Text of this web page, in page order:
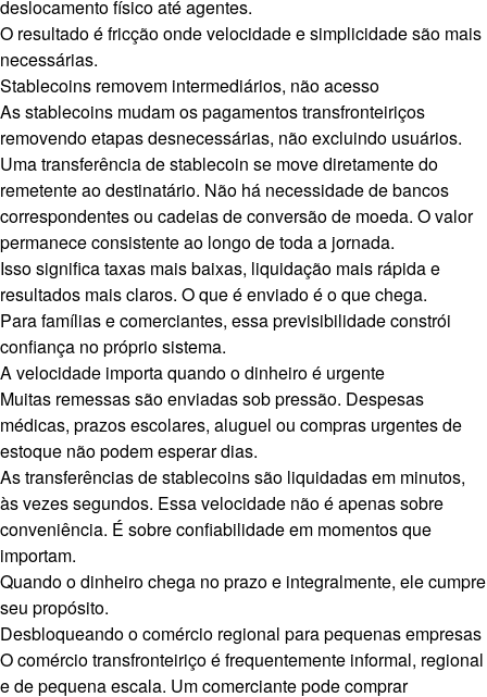
deslocamento físico até agentes.
O resultado é fricção onde velocidade e simplicidade são mais
necessárias.
Stablecoins removem intermediários, não acesso
As stablecoins mudam os pagamentos transfronteiriços
removendo etapas desnecessárias, não excluindo usuários.
Uma transferência de stablecoin se move diretamente do
remetente ao destinatário. Não há necessidade de bancos
correspondentes ou cadeias de conversão de moeda. O valor
permanece consistente ao longo de toda a jornada.
Isso significa taxas mais baixas, liquidação mais rápida e
resultados mais claros. O que é enviado é o que chega.
Para famílias e comerciantes, essa previsibilidade constrói
confiança no próprio sistema.
A velocidade importa quando o dinheiro é urgente
Muitas remessas são enviadas sob pressão. Despesas
médicas, prazos escolares, aluguel ou compras urgentes de
estoque não podem esperar dias.
As transferências de stablecoins são liquidadas em minutos,
às vezes segundos. Essa velocidade não é apenas sobre
conveniência. É sobre confiabilidade em momentos que
importam.
Quando o dinheiro chega no prazo e integralmente, ele cumpre
seu propósito.
Desbloqueando o comércio regional para pequenas empresas
O comércio transfronteiriço é frequentemente informal, regional
e de pequena escala. Um comerciante pode comprar